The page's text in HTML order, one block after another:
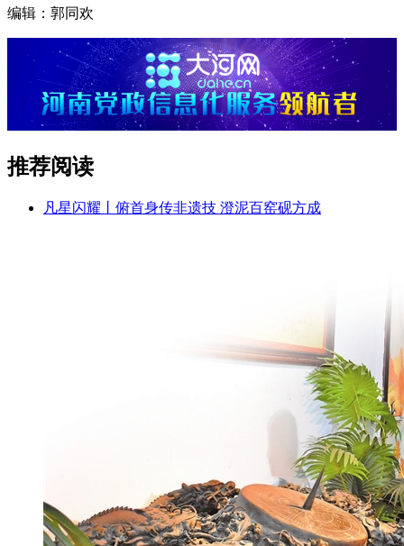
编辑：郭同欢
推荐阅读
凡星闪耀丨俯首身传非遗技 澄泥百窑砚方成